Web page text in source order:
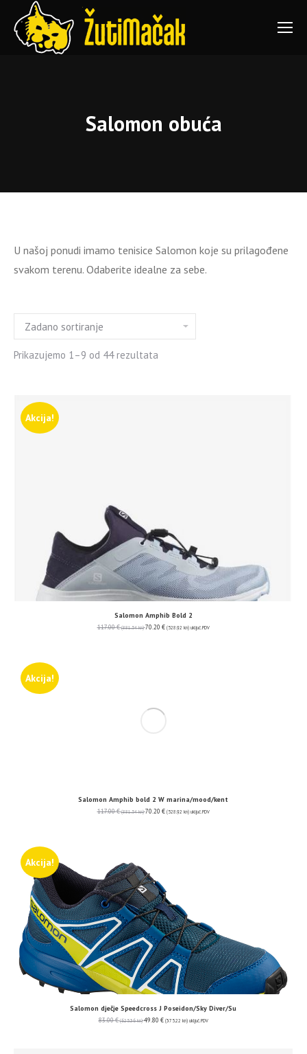
Salomon obuća
You are here:
U našoj ponudi imamo tenisice Salomon koje su prilagođene
svakom terenu. Odaberite idealne za sebe.
Prikazujemo 1–9 od 44 rezultata
Akcija!
Salomon Amphib Bold 2
117.00€ (881.54 kn) 70.20 € (528.92 kn) uključ. PDV
Akcija!
Salomon Amphib bold 2 W marina/mood/kent
117.00€ (881.54 kn) 70.20 € (528.92 kn) uključ. PDV
Akcija!
Salomon dječje Speedcross J Poseidon/Sky Diver/Su
83.00€ (625.36 kn) 49.80 € (375.22 kn) uključ. PDV